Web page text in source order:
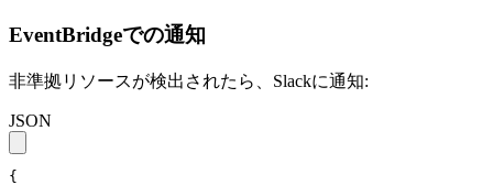
EventBridgeでの通知
非準拠リソースが検出されたら、Slackに通知:
JSON
{